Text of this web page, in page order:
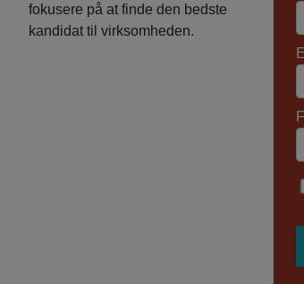
fokusere på at finde den bedste
kandidat til virksomheden.